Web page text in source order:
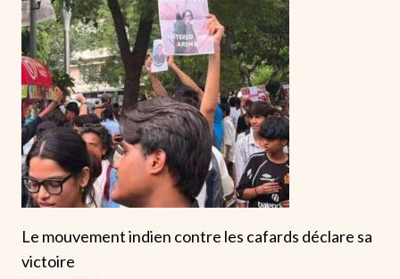
Le mouvement indien contre les cafards déclare sa
victoire